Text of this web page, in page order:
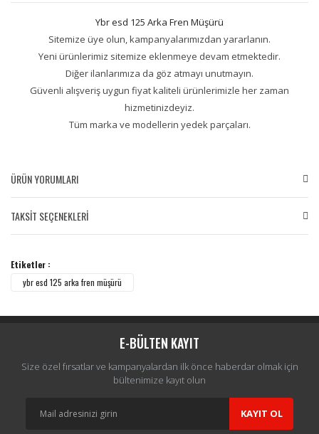
Ybr esd 125 Arka Fren Müşürü
Sitemize üye olun, kampanyalarımızdan yararlanın.
Yeni ürünlerimiz sitemize eklenmeye devam etmektedir.
Diğer ilanlarımıza da göz atmayı unutmayın.
Güvenli alışveriş uygun fiyat kaliteli ürünlerimizle her zaman
hizmetinizdeyiz.
Tüm marka ve modellerin yedek parçaları.
ÜRÜN YORUMLARI
TAKSİT SEÇENEKLERİ
Etiketler :
ybr esd 125 arka fren müşürü
E-BÜLTEN KAYIT
Size özel fırsatlar ve kampanyalardan ilk önce haberdar olmak için
bültenimize kayıt olun
KAYIT OL